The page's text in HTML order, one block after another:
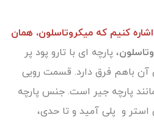
کنیم که میکروتاسلون، همان
، پارچه ای با تارو پود پر
باهم فرق دارد. قسمت رویی
پارچه جیر است. جنس پارچه
استر و پلی آمید و تا حدی،